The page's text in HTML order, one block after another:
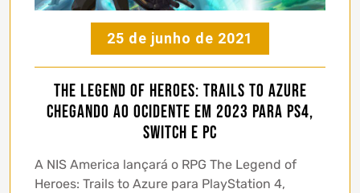
25 de junho de 2021
The Legend of Heroes: Trails to Azure
chegando ao ocidente em 2023 para PS4,
Switch e PC
A NIS America lançará o RPG The Legend of
Heroes: Trails to Azure para PlayStation 4,